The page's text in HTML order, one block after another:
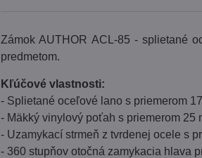
Zámok AUTHOR ACL-85 - splietané
predmetom.
Kľúčové vlastnosti:
- Splietané oceľové lano s priemerom
- Mäkký vinylový poťah s priemerom 25
- Uzamykací strmeň z tvrdenej ocele s
- 360 stupňov otočná zamykacia hlava